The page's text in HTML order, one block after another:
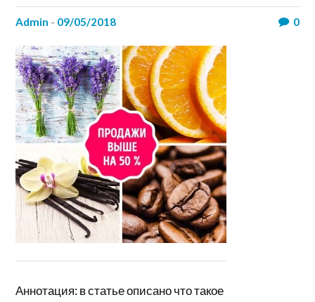
admin - 09/05/2018 0
Аннотация: в статье описано что такое